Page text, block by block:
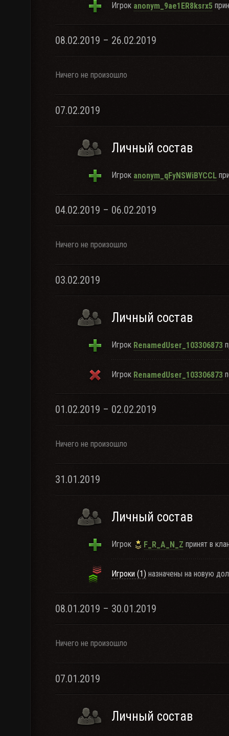
Игрок anonym_9ae1ER8ksrx5
08.02.2019 – 26.02.2019
Ничего не произошло
07.02.2019
Личный состав
Игрок anonym_qFyNSWiBYCCL
04.02.2019 – 06.02.2019
Ничего не произошло
03.02.2019
Личный состав
Игрок RenamedUser_103306873
Игрок RenamedUser_103306873
01.02.2019 – 02.02.2019
Ничего не произошло
31.01.2019
Личный состав
Игрок F_R_A_N_Z принят в
Игроки (1) назначены на новую
08.01.2019 – 30.01.2019
Ничего не произошло
07.01.2019
Личный состав